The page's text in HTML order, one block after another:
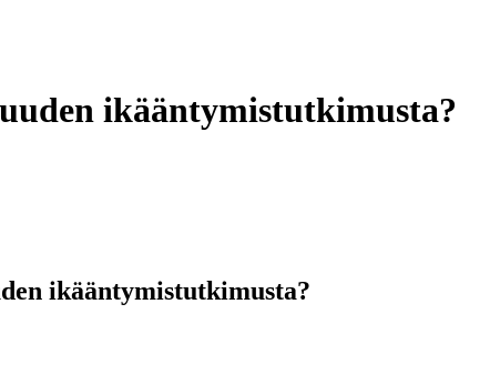
ikääntymistutkimusta?
ikääntymistutkimusta?